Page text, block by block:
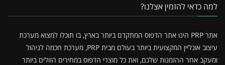
למה כדאי להזמין אצלנו?
אתר PRP הינו אתר הדפוס המתקדם ביותר בארץ, בו תוכלו למצוא מערכת
עיצוב אונליין המקצועית ביותר בעולם מבית PRP, מערכת חכמה לניהול
ומעקב אחר ההזמנות שלכם, ואת כל מוצרי הדפוס במחירים הזולים ביותר